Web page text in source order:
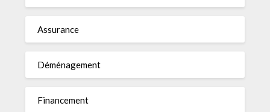
Assurance
Déménagement
Financement